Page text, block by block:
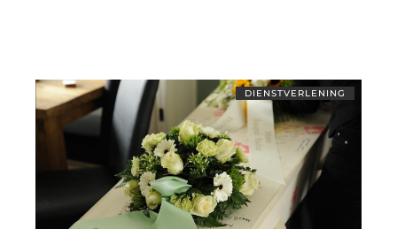
DIENSTVERLENING